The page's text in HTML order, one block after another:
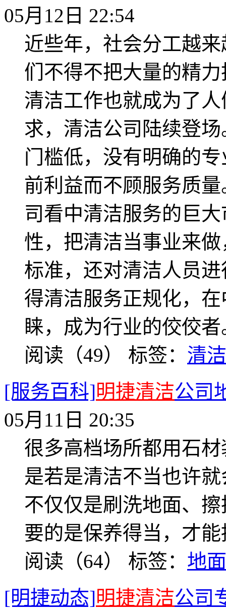
05月12日 22:54
近些年，社会分工越
们不得不把大量的精
清洁工作也就成为了
求，清洁公司陆续登
门槛低，没有明确的
前利益而不顾服务质
司看中清洁服务的巨
性，把清洁当事业来
标准，还对清洁人员
得清洁服务正规化，
睐，成为行业的佼佼者
阅读（49） 标签： 清
[服务百科]明捷清洁公司
05月11日 20:35
很多高档场所都用石
是若是清洁不当也许
不仅仅是刷洗地面、
要的是保养得当，才
阅读（64） 标签： 地
[明捷动态]明捷清洁公司